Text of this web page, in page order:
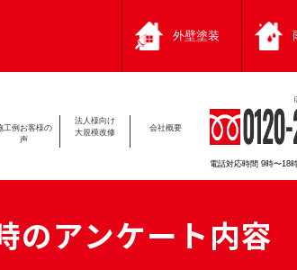
外壁塗装
工例お客様の
声
法人様向け
大規模改修
会社概要
電話対応時間9時〜18
のアンケート内容